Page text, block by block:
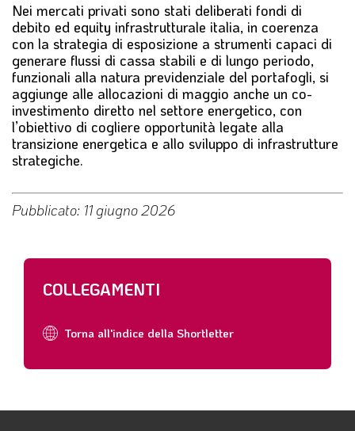
Nei mercati privati sono stati deliberati fondi di
debito ed equity infrastrutturale italia, in coerenza
con la strategia di esposizione a strumenti capaci di
generare flussi di cassa stabili e di lungo periodo,
funzionali alla natura previdenziale del portafogli, si
aggiunge alle allocazioni di maggio anche un co-
investimento diretto nel settore energetico, con
l’obiettivo di cogliere opportunità legate alla
transizione energetica e allo sviluppo di infrastrutture
strategiche.
Pubblicato: 11 giugno 2026
COLLEGAMENTI
Torna all'indice della Shortletter